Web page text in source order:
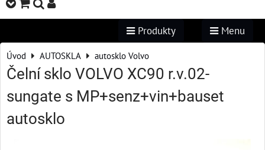
Produkty Menu
Úvod AUTOSKLA autosklo Volvo
Čelní sklo VOLVO XC90 r.v.02-
sungate s MP+senz+vin+bauset
autosklo